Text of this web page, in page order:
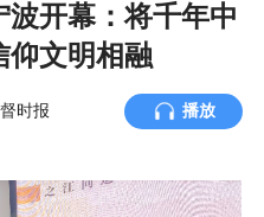
开幕：将千年中
仰文明相融
时报 播放